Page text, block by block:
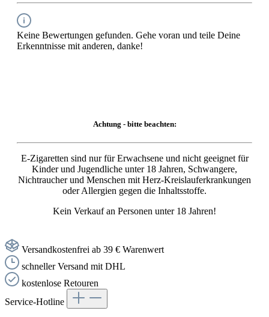
Keine Bewertungen gefunden. Gehe voran und teile Deine
Erkenntnisse mit anderen, danke!
Achtung - bitte beachten:
E-Zigaretten sind nur für Erwachsene und nicht geeignet für
Kinder und Jugendliche unter 18 Jahren, Schwangere,
Nichtraucher und Menschen mit Herz-Kreislauferkrankungen
oder Allergien gegen die Inhaltsstoffe.
Kein Verkauf an Personen unter 18 Jahren!
Versandkostenfrei ab 39 € Warenwert
schneller Versand mit DHL
kostenlose Retouren
Service-Hotline